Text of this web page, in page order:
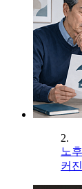
2.
노
커